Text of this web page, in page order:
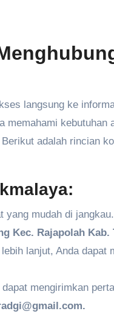
langsung ke
memahami kebutuhan
adalah rincian
mudah di
Kec. Rajapolah Kab.
lanjut, Anda dapat
mengirimkan